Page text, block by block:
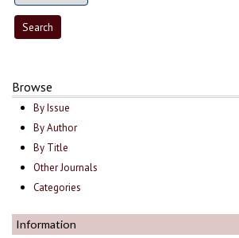
Browse
By Issue
By Author
By Title
Other Journals
Categories
Information